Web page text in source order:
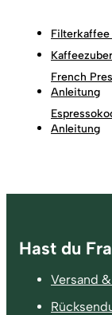
French
Anleitung
Anleitung
Fußzeile
Hast du
Versand